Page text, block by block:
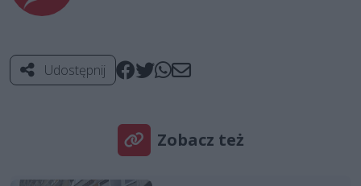
Udostępnij
Zobacz też